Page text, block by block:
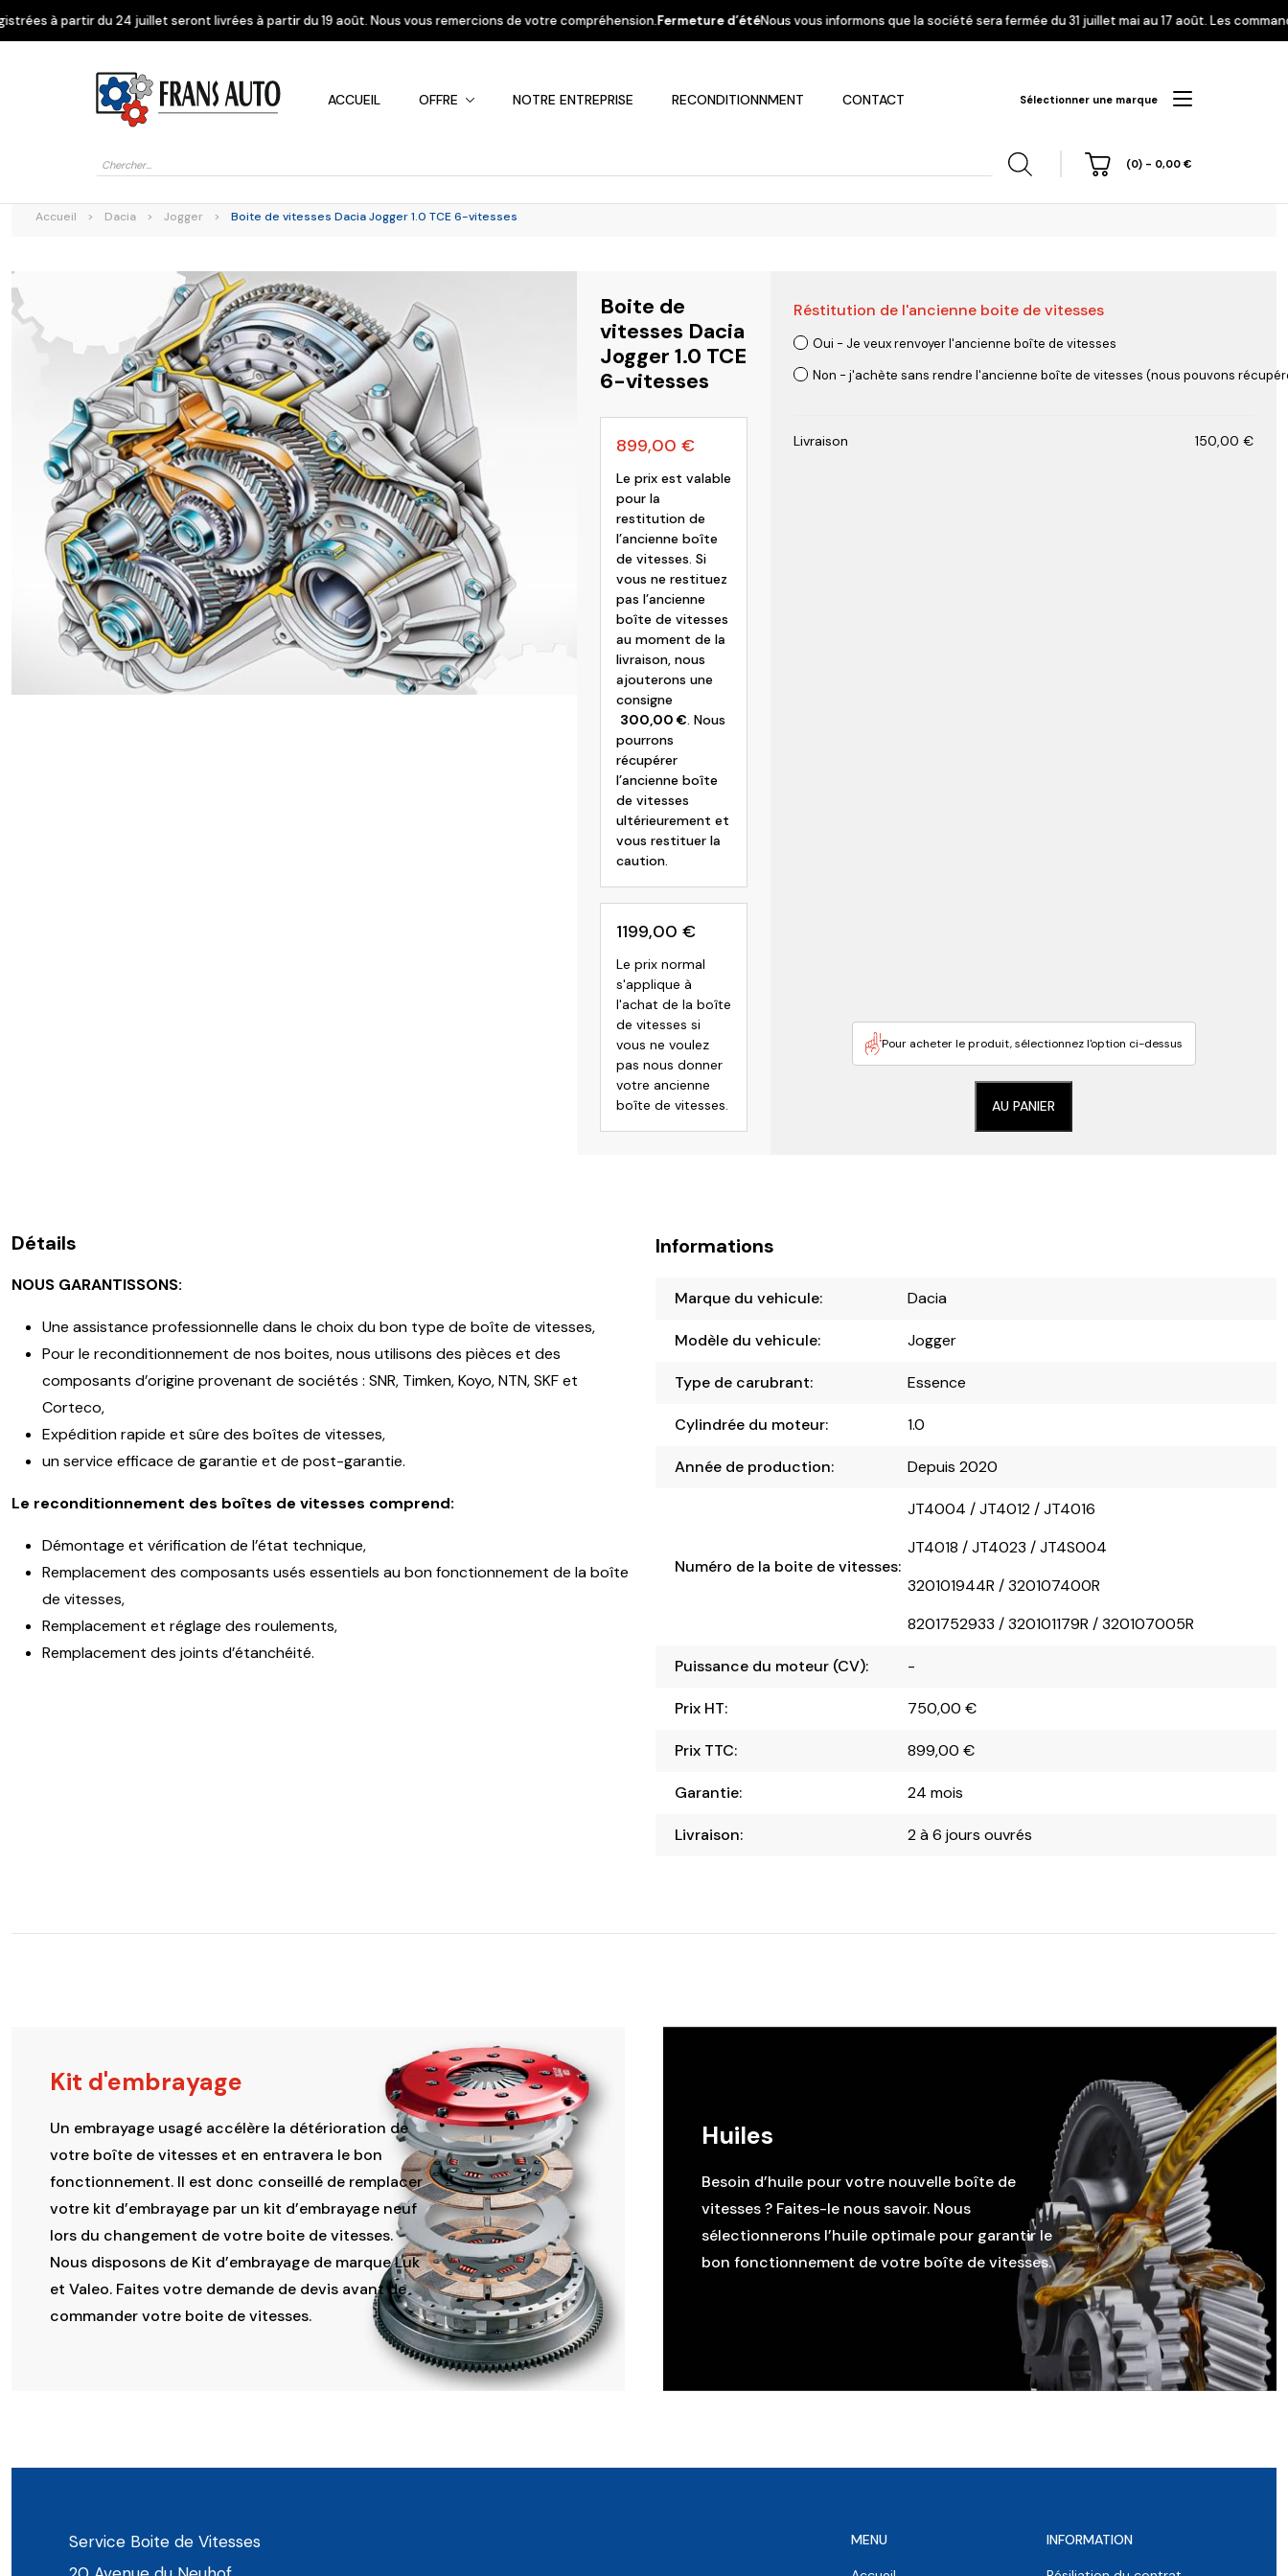
seront livrées à partir du 19 août. Nous vous remercions de votre compréhension.Fermeture d’étéNous vous informons que la société sera fermée du 31 juillet mai au 17 août. Les commandes enregistrées à
ACCUEIL OFFRE NOTRE ENTREPRISE RECONDITIONNMENT CONTACT
Recherche
produits
(0) - 0,00 €
Sélectionner une marque
Alfa Romeo Citroen Dacia Fiat Kia Mitsubishi Nissan Opel Peugeot
Renault Suzuki Toyota Volvo
Accueil > Dacia > Jogger > Boite de vitesses Dacia Jogger 1.0 TCE 6-vitesses
Boite de
vitesses Dacia
Jogger 1.0 TCE
6-vitesses
899,00 €
Le prix est valable
pour la
restitution de
l’ancienne boîte
de vitesses. Si
vous ne restituez
pas l’ancienne
boîte de vitesses
au moment de la
livraison, nous
ajouterons une
consigne
300,00 €. Nous
pourrons
récupérer
l’ancienne boîte
de vitesses
ultérieurement et
vous restituer la
caution.
1199,00 €
Le prix normal
s'applique à
l'achat de la boîte
de vitesses si
vous ne voulez
pas nous donner
votre ancienne
boîte de vitesses.
Réstitution de l'ancienne boite de vitesses
Oui - Je veux renvoyer l'ancienne boîte de vitesses
Non - j'achète sans rendre l'ancienne boîte de vitesses (nous pouvons
Livraison 150,00 €
Pour acheter le produit, sélectionnez l'option ci-dessus
AU PANIER
Détails
NOUS GARANTISSONS:
Une assistance professionnelle dans le choix du bon type de boîte de vitesses,
Pour le reconditionnement de nos boites, nous utilisons des pièces et des
composants d’origine provenant de sociétés : SNR, Timken, Koyo, NTN, SKF et
Corteco,
Expédition rapide et sûre des boîtes de vitesses,
un service efficace de garantie et de post-garantie.
Le reconditionnement des boîtes de vitesses comprend:
Démontage et vérification de l’état technique,
Remplacement des composants usés essentiels au bon fonctionnement de la boîte
de vitesses,
Remplacement et réglage des roulements,
Remplacement des joints d’étanchéité.
Informations
Marque du vehicule: Dacia
Modèle du vehicule: Jogger
Type de carubrant: Essence
Cylindrée du moteur: 1.0
Année de production: Depuis 2020
Numéro de la boite de vitesses:
JT4004 / JT4012 / JT4016
JT4018 / JT4023 / JT4S004
320101944R / 320107400R
8201752933 / 320101179R / 320107005R
Puissance du moteur (CV): -
Prix HT: 750,00€
Prix TTC: 899,00€
Garantie: 24 mois
Livraison: 2 à 6 jours ouvrés
Kit d'embrayage
Un embrayage usagé accélère la détérioration de
votre boîte de vitesses et en entravera le bon
fonctionnement. Il est donc conseillé de remplacer
votre kit d’embrayage par un kit d’embrayage neuf
lors du changement de votre boite de vitesses.
Nous disposons de Kit d’embrayage de marque Luk
et Valeo. Faites votre demande de devis avant de
commander votre boite de vitesses.
Huiles
Besoin d’huile pour votre nouvelle boîte de
vitesses ? Faites-le nous savoir. Nous
sélectionnerons l’huile optimale pour garantir le
bon fonctionnement de votre boîte de vitesses.
Service Boite de Vitesses
MENU INFORMATION